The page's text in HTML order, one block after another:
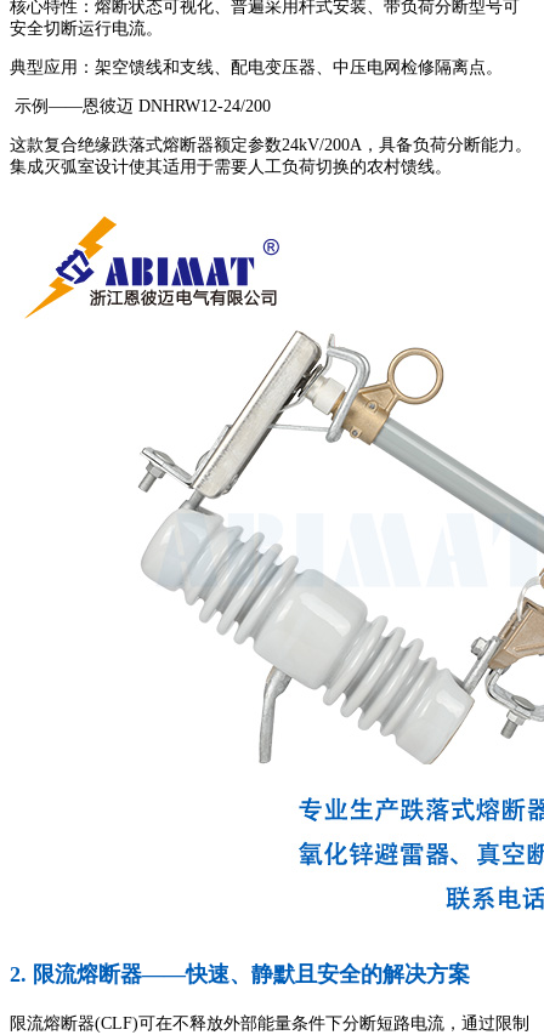
核心特性：熔断状态可视化、普遍采用杆式安装、带负荷分断型号可
安全切断运行电流。
典型应用：架空馈线和支线、配电变压器、中压电网检修隔离点。
示例——恩彼迈 DNHRW12-24/200
这款复合绝缘跌落式熔断器额定参数24kV/200A，具备负荷分断能力。
集成灭弧室设计使其适用于需要人工负荷切换的农村馈线。
2. 限流熔断器——快速、静默且安全的解决方案
限流熔断器(CLF)可在不释放外部能量条件下分断短路电流，通过限制